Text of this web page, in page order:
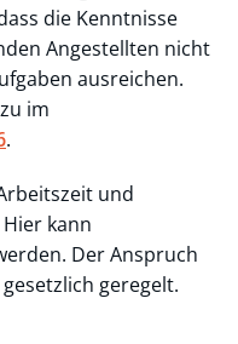
die Kenntnisse
Angestellten nicht
ausreichen.
im
.
und
kann
Der Anspruch
geregelt.